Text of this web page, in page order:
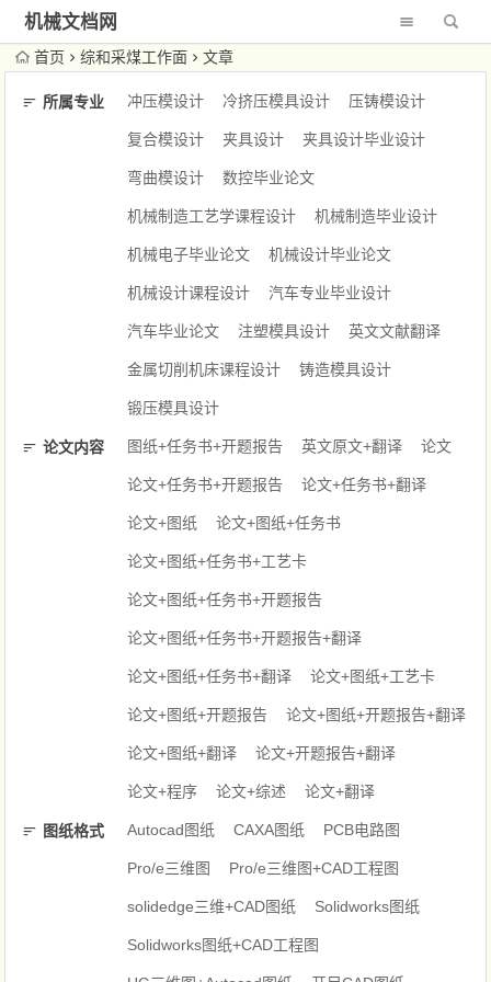
机械文档网
首页 综和采煤工作面 文章
所属专业 冲压模设计 冷挤压模具设计 压铸模设计
复合模设计 夹具设计 夹具设计毕业设计
弯曲模设计 数控毕业论文
机械制造工艺学课程设计 机械制造毕业设计
机械电子毕业论文 机械设计毕业论文
机械设计课程设计 汽车专业毕业设计
汽车毕业论文 注塑模具设计 英文文献翻译
金属切削机床课程设计 铸造模具设计
锻压模具设计
论文内容 图纸+任务书+开题报告 英文原文+翻译 论文
论文+任务书+开题报告 论文+任务书+翻译
论文+图纸 论文+图纸+任务书
论文+图纸+任务书+工艺卡
论文+图纸+任务书+开题报告
论文+图纸+任务书+开题报告+翻译
论文+图纸+任务书+翻译 论文+图纸+工艺卡
论文+图纸+开题报告 论文+图纸+开题报告+翻译
论文+图纸+翻译 论文+开题报告+翻译
论文+程序 论文+综述 论文+翻译
图纸格式 Autocad图纸 CAXA图纸 PCB电路图
Pro/e三维图 Pro/e三维图+CAD工程图
solidedge三维+CAD图纸 Solidworks图纸
Solidworks图纸+CAD工程图